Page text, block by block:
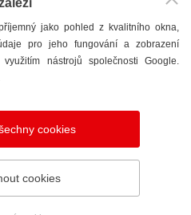
126/38,
nad Sázavou
697 301
webProgress
jako pohled z kvalitního okna,
pro jeho fungování a zobrazení
nástrojů společnosti Google.
cookies
cookies